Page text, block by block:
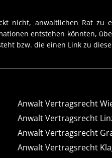
nicht, anwaltlichen Rat
entstehen könnten,
bzw. die einen Link zu
Anwalt Vertragsrecht
Anwalt Vertragsrecht
Anwalt Vertragsrecht
Anwalt Vertragsrecht